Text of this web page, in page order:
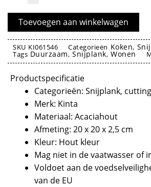
Acaciahout
20cm
-
Kinta
aantal
Toevoegen aan winkelwagen
SKU KI061546 Categorieën Koken,
Tags Duurzaam,Snijplank,Wonen
Productspecificatie
Categorieën: Snijplank,
Merk: Kinta
Materiaal: Acaciahout
Afmeting: 20 x 20 x 2,5 cm
Kleur: Hout kleur
Mag niet in de vaatwasser of
Voldoet aan de
van de EU